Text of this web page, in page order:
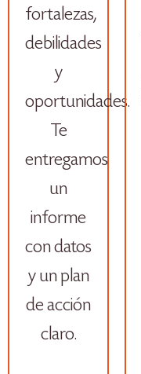
fortalezas,
debilidades
y
oportunidades.
Te
entregamos
un
informe
con datos
y un plan
de acción
claro.